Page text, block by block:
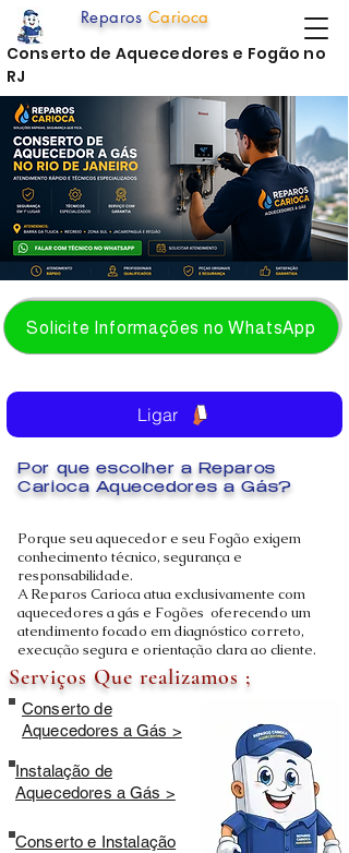
Solicite Informações no WhatsApp
Porque seu aquecedor e seu Fogão exigem
conhecimento técnico, segurança e
responsabilidade.
A Reparos Carioca atua exclusivamente com
aquecedores a gás e Fogões oferecendo um
atendimento focado em diagnóstico correto,
execução segura e orientação clara ao cliente.
Reparos Carioca
Por que escolher a Reparos
Carioca Aquecedores a Gás?
Serviços Que realizamos ;
Conserto de
Aquecedores a Gás >
Instalação de
Aquecedores a Gás >
Conserto e Instalação
Ligar
Conserto de Aquecedores e Fogão no
RJ